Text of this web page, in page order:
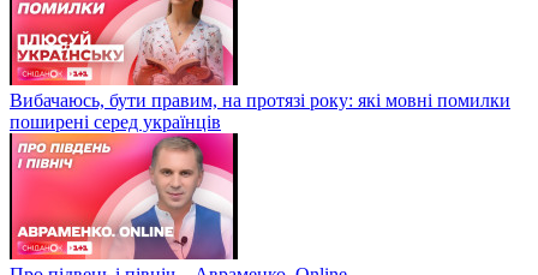
Вибачаюсь, бути правим, на протязі року: які мовні помилки
поширені серед українців